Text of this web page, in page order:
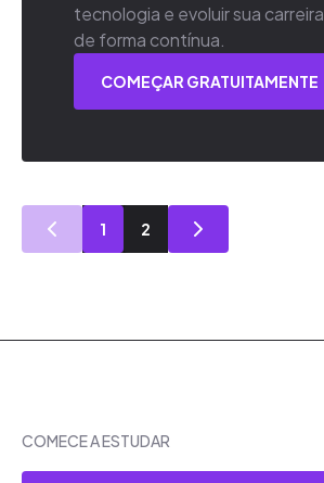
tecnologia e evoluir sua carreira
de forma contínua.
COMEÇAR GRATUITAMENTE
1 2
COMECE A ESTUDAR